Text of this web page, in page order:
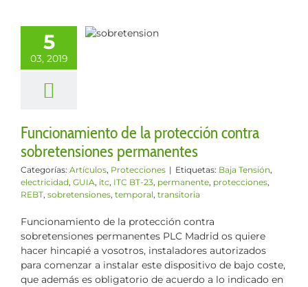
5
03, 2019
contra
Funcionamiento de la protección contra
sobretensiones permanentes
Categorías: Artículos, Protecciones | Etiquetas: Baja Tensión,
electricidad, GUIA, itc, ITC BT-23, permanente, protecciones,
REBT, sobretensiones, temporal, transitoria
Funcionamiento de la protección contra
sobretensiones permanentes PLC Madrid os quiere
hacer hincapié a vosotros, instaladores autorizados
para comenzar a instalar este dispositivo de bajo coste,
que además es obligatorio de acuerdo a lo indicado en